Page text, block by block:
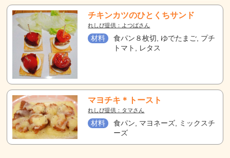
チキンカツのひとくちサンド
れしぴ提供：よつばさん
材料
食パン８枚切, ゆでたまご, プチ
トマト, レタス
マヨチキ＊トースト
れしぴ提供：タマさん
材料
食パン, マヨネーズ, ミックスチ
ーズ